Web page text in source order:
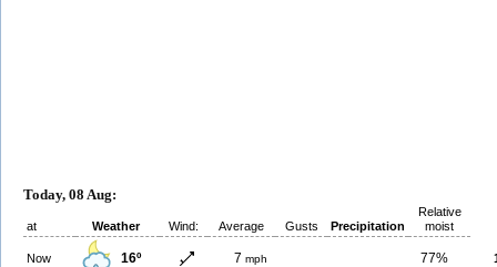
Today, 08 Aug:
at Weather Wind: Average Gusts Precipitation
Relative
moist
Now 16º 7 mph 77%